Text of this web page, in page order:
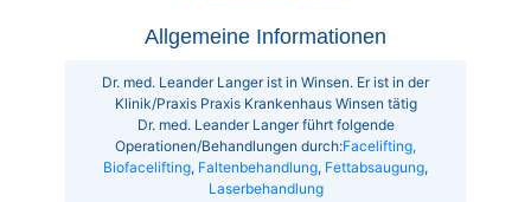
Allgemeine Informationen
Dr. med. Leander Langer ist in Winsen. Er ist in der
Klinik/Praxis Praxis Krankenhaus Winsen tätig
Dr. med. Leander Langer führt folgende
Operationen/Behandlungen durch:Facelifting,
Biofacelifting, Faltenbehandlung, Fettabsaugung,
Laserbehandlung